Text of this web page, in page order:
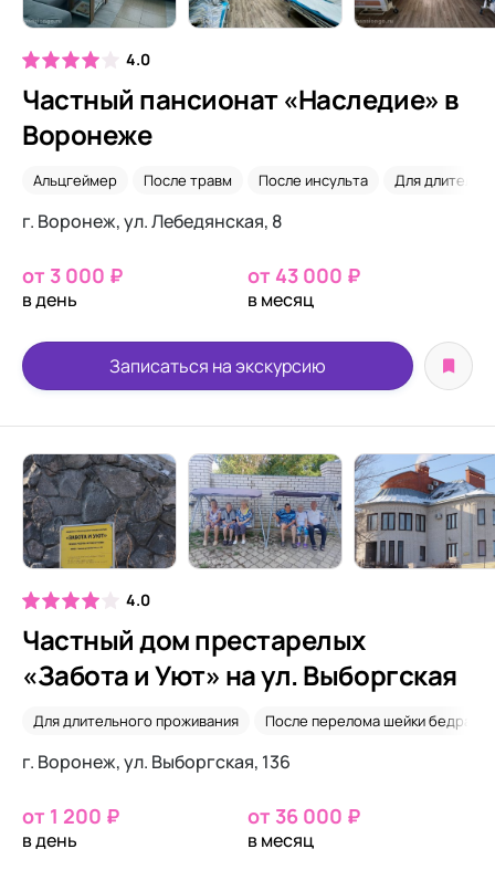
4.0
Частный пансионат «Наследие» в
Воронеже
Альцгеймер После травм После инсульта Для
г. Воронеж, ул. Лебедянская, 8
от 3 000 ₽
в день
от 43 000 ₽
в месяц
Записаться на экскурсию
4.0
Частный дом престарелых
«Забота и Уют» на ул. Выборгская
Для длительного проживания После перелома шейки бедра
г. Воронеж, ул. Выборгская, 136
от 1 200 ₽
в день
от 36 000 ₽
в месяц